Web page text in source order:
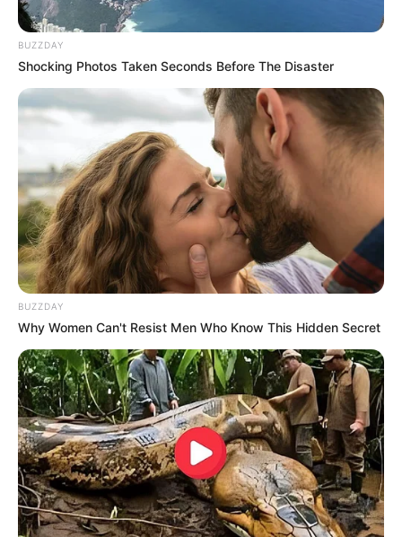
BUZZDAY
Shocking Photos Taken Seconds Before The Disaster
BUZZDAY
Why Women Can't Resist Men Who Know This Hidden Secret